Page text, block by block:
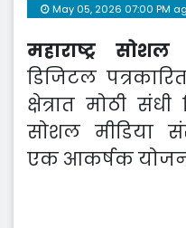
May 05, 2026 07:00 PM
महाराष्ट्र सोशल
डिजिटल
क्षेत्रात मोठी
सोशल मीडिया
एक आकर्षक